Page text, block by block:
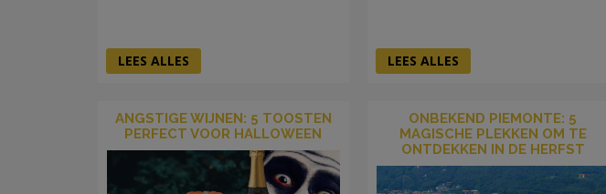
LEES ALLES LEES ALLES
ANGSTIGE WIJNEN: 5 TOOSTEN
PERFECT VOOR HALLOWEEN
ONBEKEND PIEMONTE: 5
MAGISCHE PLEKKEN OM TE
ONTDEKKEN IN DE HERFST